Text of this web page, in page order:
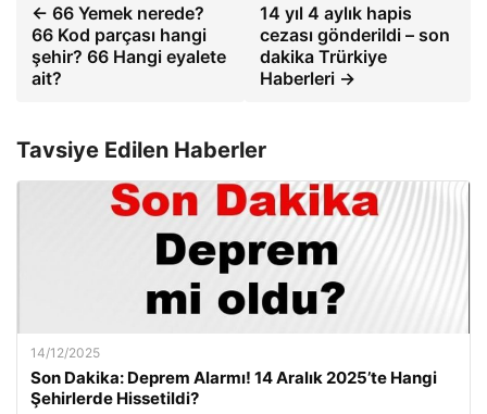
← 66 Yemek nerede?
66 Kod parçası hangi
şehir? 66 Hangi eyalete
ait?
14 yıl 4 aylık hapis
cezası gönderildi – son
dakika Trürkiye
Haberleri →
Tavsiye Edilen Haberler
14/12/2025
Son Dakika: Deprem Alarmı! 14 Aralık 2025’te Hangi
Şehirlerde Hissetildi?